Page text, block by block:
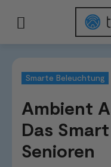
Smarte Beleuchtung
Ambient
Das
Senioren